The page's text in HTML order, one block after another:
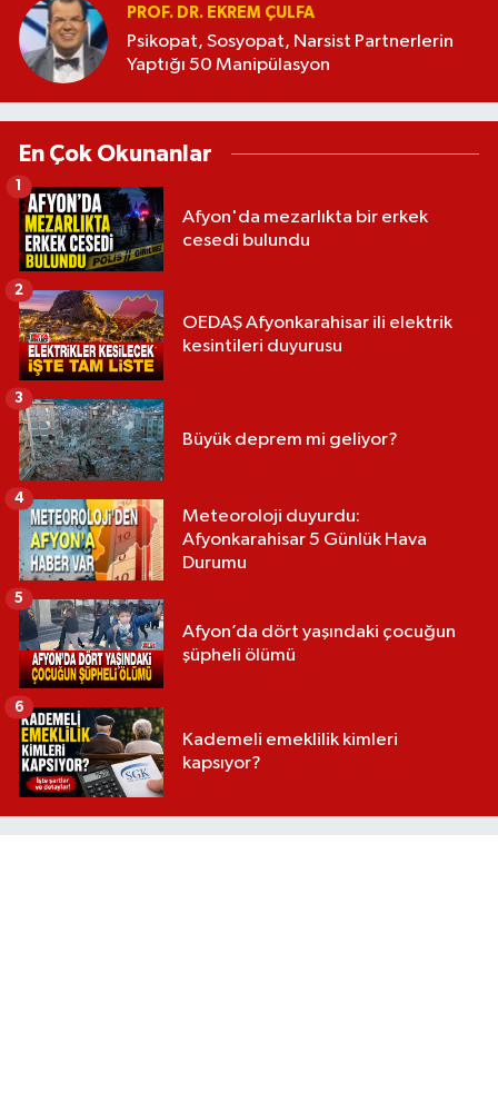
PROF. DR. EKREM ÇULFA
Psikopat, Sosyopat, Narsist Partnerlerin
Yaptığı 50 Manipülasyon
En Çok Okunanlar
Afyon'da mezarlıkta bir erkek
cesedi bulundu
1
OEDAŞ Afyonkarahisar ili elektrik
kesintileri duyurusu
2
Büyük deprem mi geliyor?
3
Meteoroloji duyurdu:
Afyonkarahisar 5 Günlük Hava
Durumu
4
Afyon’da dört yaşındaki çocuğun
şüpheli ölümü
5
Kademeli emeklilik kimleri
kapsıyor?
6